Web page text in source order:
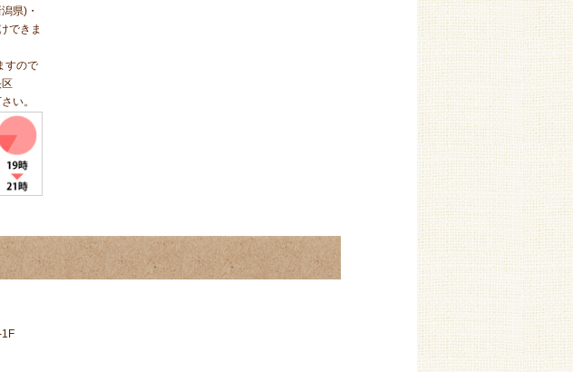
県)・
できま
すので
い。